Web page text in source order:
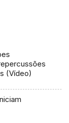
(Vídeo)